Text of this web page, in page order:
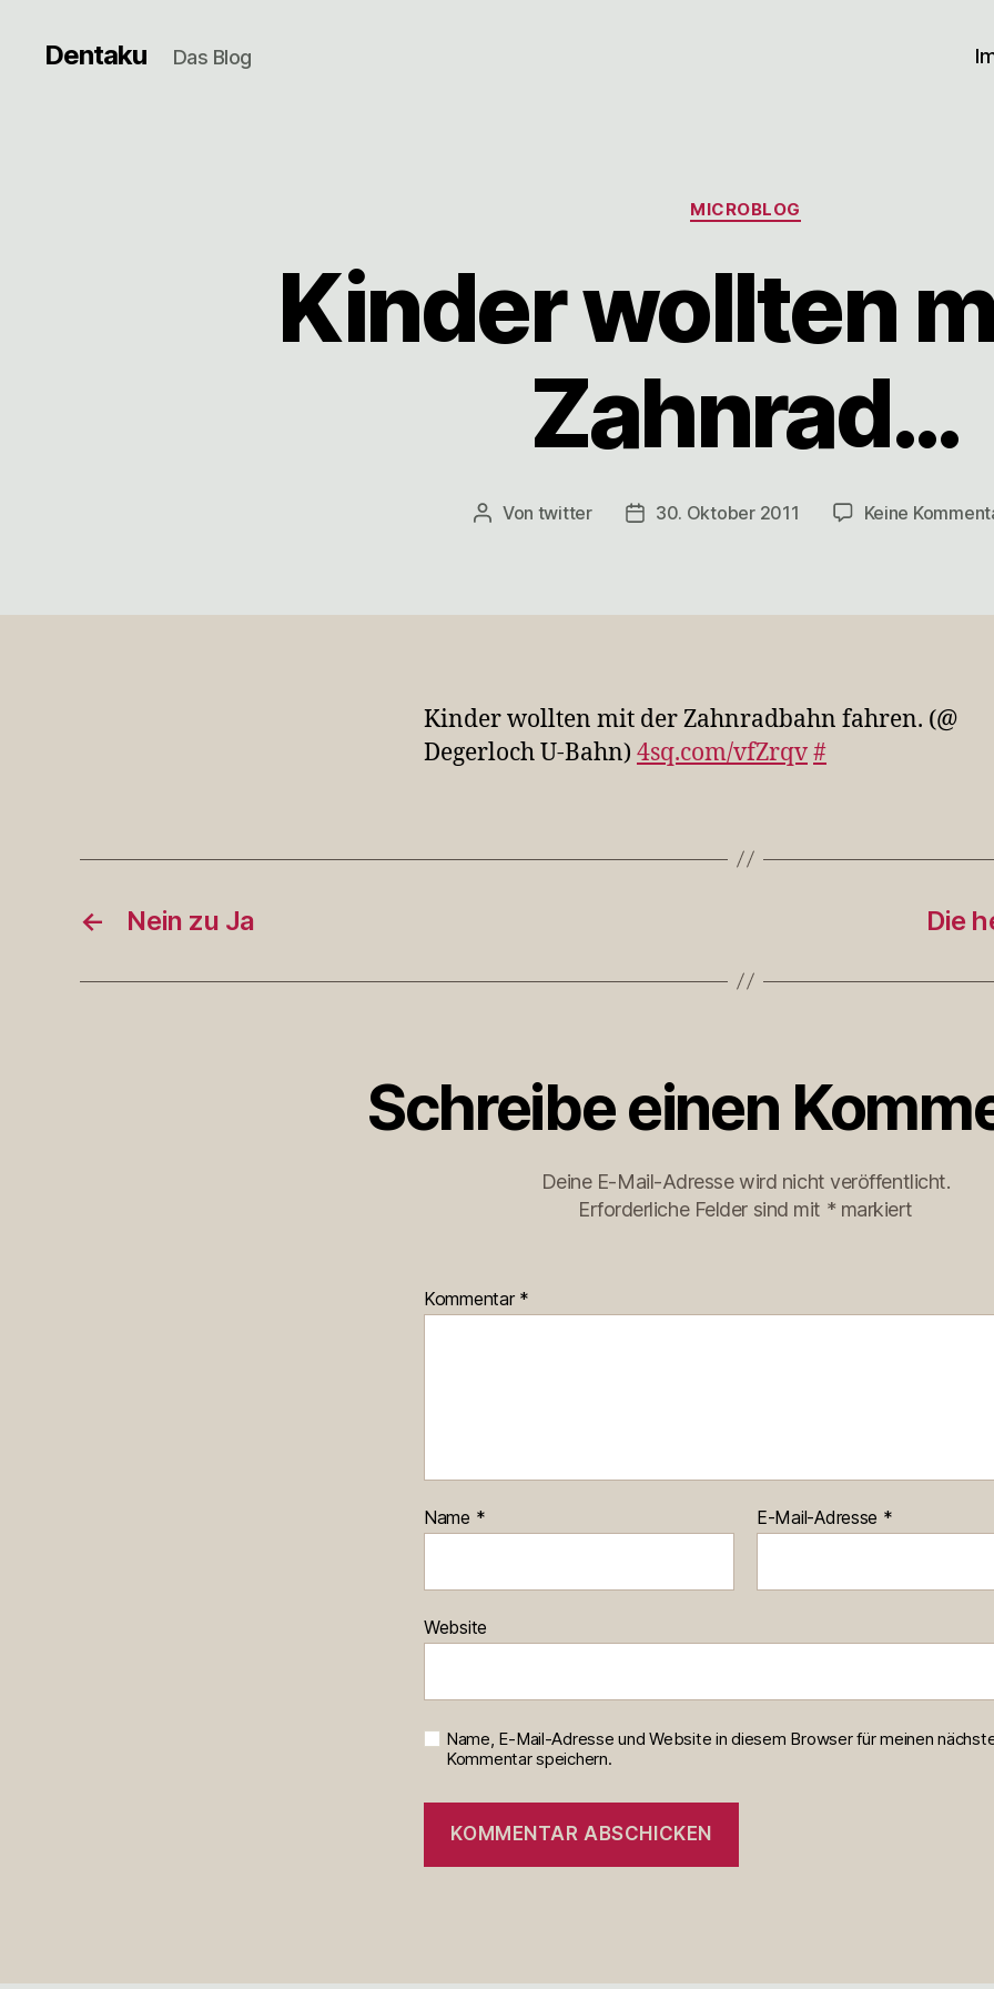
Dentaku Das Blog
Kategorien
MICROBLOG
Kinder wollten
Zahnrad…
Beitragsautor
Von twitter Veröffentlichungsdatum
30. Oktober 2011 Keine
Kinder wollten mit der Zahnradbahn fahren. (@
Degerloch U-Bahn) 4sq.com/vfZrqv#
← Nein zu Ja Die
Schreibe einen
Deine E-Mail-Adresse wird nicht veröffentlicht.
Erforderliche Felder sind mit * markiert
Kommentar *
Name * E-Mail-Adresse *
Website
Name, E-Mail-Adresse und Website in diesem Browser für meinen
Kommentar speichern.